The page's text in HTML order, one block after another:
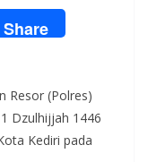
Share
Resor (Polres)
Dzulhijjah 1446
Kediri pada